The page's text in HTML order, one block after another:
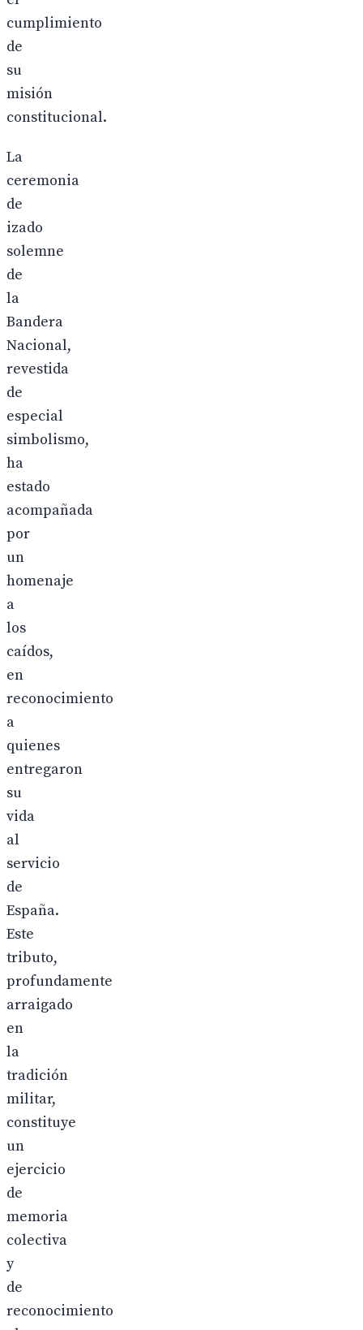
cumplimiento
de
su
misión
constitucional.
La
ceremonia
de
izado
solemne
de
la
Bandera
Nacional,
revestida
de
especial
simbolismo,
ha
estado
acompañada
por
un
homenaje
a
los
caídos,
en
reconocimiento
a
quienes
entregaron
su
vida
al
servicio
de
España.
Este
tributo,
profundamente
arraigado
en
la
tradición
militar,
constituye
un
ejercicio
de
memoria
colectiva
y
de
reconocimiento